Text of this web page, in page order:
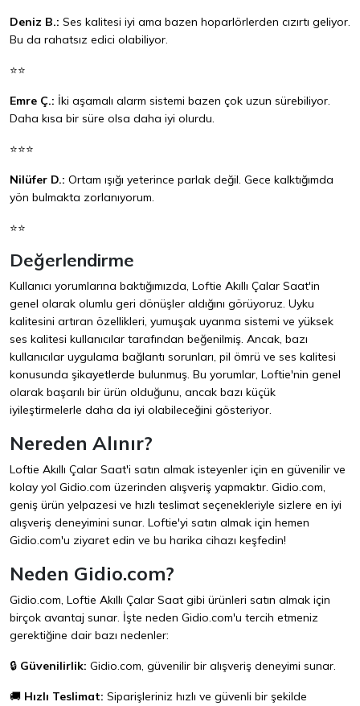
Deniz B.: Ses kalitesi iyi ama bazen hoparlörlerden cızırtı geliyor.
Bu da rahatsız edici olabiliyor.
⭐⭐
Emre Ç.: İki aşamalı alarm sistemi bazen çok uzun sürebiliyor.
Daha kısa bir süre olsa daha iyi olurdu.
⭐⭐⭐
Nilüfer D.: Ortam ışığı yeterince parlak değil. Gece kalktığımda
yön bulmakta zorlanıyorum.
⭐⭐
Değerlendirme
Kullanıcı yorumlarına baktığımızda, Loftie Akıllı Çalar Saat'in
genel olarak olumlu geri dönüşler aldığını görüyoruz. Uyku
kalitesini artıran özellikleri, yumuşak uyanma sistemi ve yüksek
ses kalitesi kullanıcılar tarafından beğenilmiş. Ancak, bazı
kullanıcılar uygulama bağlantı sorunları, pil ömrü ve ses kalitesi
konusunda şikayetlerde bulunmuş. Bu yorumlar, Loftie'nin genel
olarak başarılı bir ürün olduğunu, ancak bazı küçük
iyileştirmelerle daha da iyi olabileceğini gösteriyor.
Nereden Alınır?
Loftie Akıllı Çalar Saat'i satın almak isteyenler için en güvenilir ve
kolay yol Gidio.com üzerinden alışveriş yapmaktır. Gidio.com,
geniş ürün yelpazesi ve hızlı teslimat seçenekleriyle sizlere en iyi
alışveriş deneyimini sunar. Loftie'yi satın almak için hemen
Gidio.com'u ziyaret edin ve bu harika cihazı keşfedin!
Neden Gidio.com?
Gidio.com, Loftie Akıllı Çalar Saat gibi ürünleri satın almak için
birçok avantaj sunar. İşte neden Gidio.com'u tercih etmeniz
gerektiğine dair bazı nedenler:
🔒 Güvenilirlik: Gidio.com, güvenilir bir alışveriş deneyimi sunar.
🚚 Hızlı Teslimat: Siparişleriniz hızlı ve güvenli bir şekilde